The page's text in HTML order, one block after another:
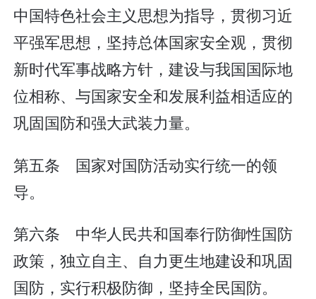
中国特色社会主义思想为指导，贯彻习近
平强军思想，坚持总体国家安全观，贯彻
新时代军事战略方针，建设与我国国际地
位相称、与国家安全和发展利益相适应的
巩固国防和强大武装力量。
第五条 国家对国防活动实行统一的领
导。
第六条 中华人民共和国奉行防御性国防
政策，独立自主、自力更生地建设和巩固
国防，实行积极防御，坚持全民国防。